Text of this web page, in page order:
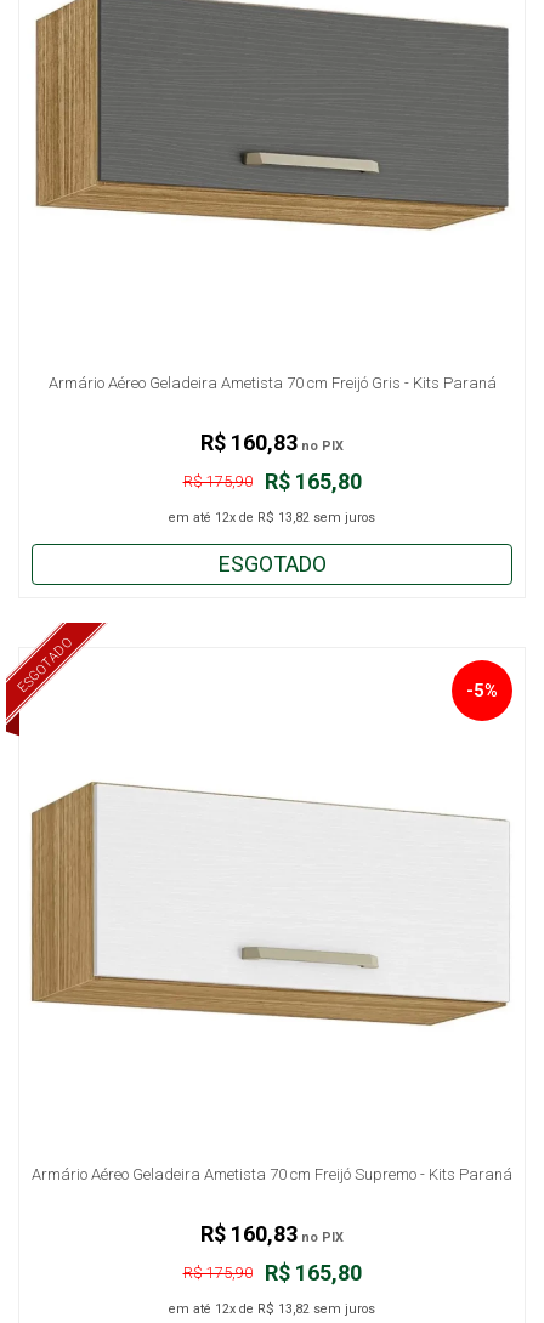
Armário Aéreo Geladeira Ametista 70 cm Freijó Gris - Kits Paraná
R$ 165,80
R$ 175,90
em até 12x de R$ 13,82 sem juros
R$ 160,83 no PIX
ESGOTADO
ESGOTADO
Armário Aéreo Geladeira Ametista 70 cm Freijó Supremo - Kits Paraná
R$ 165,80
R$ 175,90
-5%
em até 12x de R$ 13,82 sem juros
R$ 160,83 no PIX